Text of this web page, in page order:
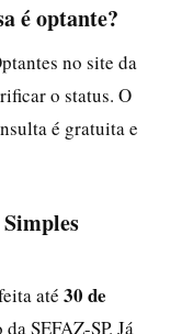
é optante?
no site da
o status. O
é gratuita e
até 30 de
SEFAZ-SP. Já